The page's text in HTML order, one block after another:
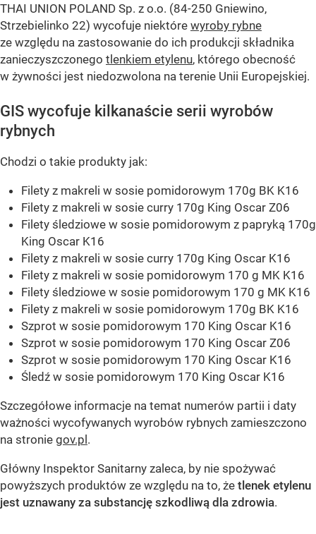
THAI UNION POLAND Sp. z o.o. (84-250 Gniewino,
Strzebielinko 22) wycofuje niektóre wyroby rybne
ze względu na zastosowanie do ich produkcji składnika
zanieczyszczonego tlenkiem etylenu, którego obecność
w żywności jest niedozwolona na terenie Unii Europejskiej.
GIS wycofuje kilkanaście serii wyrobów
rybnych
Chodzi o takie produkty jak:
Filety z makreli w sosie pomidorowym 170g BK K16
Filety z makreli w sosie curry 170g King Oscar Z06
Filety śledziowe w sosie pomidorowym z papryką 170g
King Oscar K16
Filety z makreli w sosie curry 170g King Oscar K16
Filety z makreli w sosie pomidorowym 170 g MK K16
Filety śledziowe w sosie pomidorowym 170 g MK K16
Filety z makreli w sosie pomidorowym 170g BK K16
Szprot w sosie pomidorowym 170 King Oscar K16
Szprot w sosie pomidorowym 170 King Oscar Z06
Szprot w sosie pomidorowym 170 King Oscar K16
Śledź w sosie pomidorowym 170 King Oscar K16
Szczegółowe informacje na temat numerów partii i daty
ważności wycofywanych wyrobów rybnych zamieszczono
na stronie gov.pl .
Główny Inspektor Sanitarny zaleca, by nie spożywać
powyższych produktów ze względu na to, że tlenek etylenu
jest uznawany za substancję szkodliwą dla zdrowia.